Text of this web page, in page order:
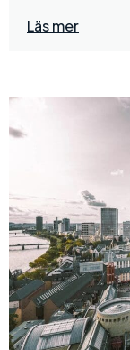
Läs mer